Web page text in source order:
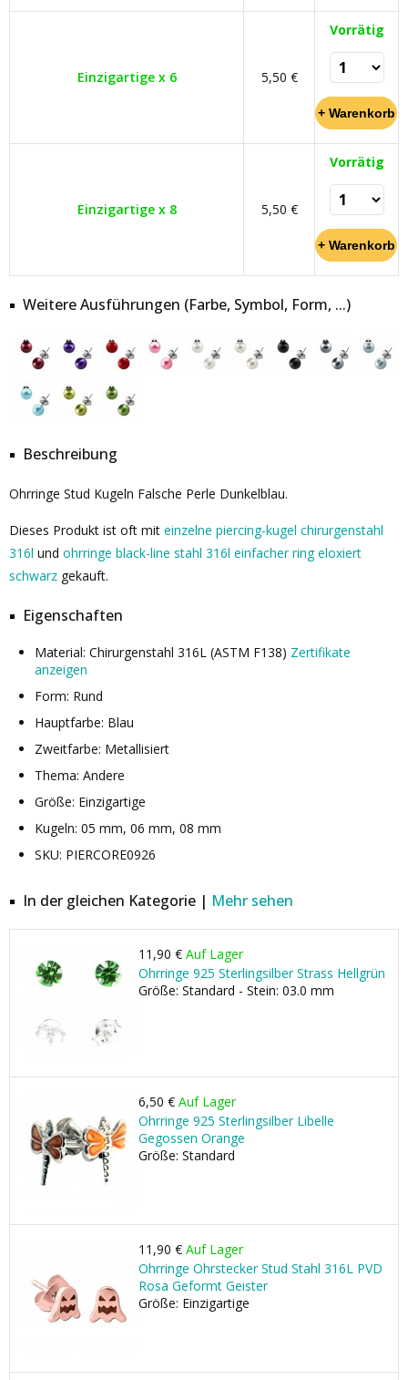
Einzigartige x 6 5,50 €
Vorrätig
Einzigartige x 8 5,50 €
Vorrätig
Weitere Ausführungen (Farbe, Symbol, Form, ...)
Beschreibung
Ohrringe Stud Kugeln Falsche Perle Dunkelblau.
Dieses Produkt ist oft mit einzelne piercing-kugel chirurgenstahl
316l und ohrringe black-line stahl 316l einfacher ring eloxiert
schwarz gekauft.
Eigenschaften
Material: Chirurgenstahl 316L (ASTM F138) Zertifikate
anzeigen
Form: Rund
Hauptfarbe: Blau
Zweitfarbe: Metallisiert
Thema: Andere
Größe: Einzigartige
Kugeln: 05 mm, 06 mm, 08 mm
SKU: PIERCORE0926
In der gleichen Kategorie | Mehr sehen
11,90 € Auf Lager
Ohrringe 925 Sterlingsilber Strass Hellgrün
Größe: Standard - Stein: 03.0 mm
6,50 € Auf Lager
Ohrringe 925 Sterlingsilber Libelle
Gegossen Orange
Größe: Standard
11,90 € Auf Lager
Ohrringe Ohrstecker Stud Stahl 316L PVD
Rosa Geformt Geister
Größe: Einzigartige